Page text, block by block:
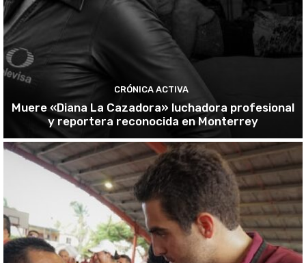
CRÓNICA ACTIVA
Muere «Diana La Cazadora» luchadora profesional
y reportera reconocida en Monterrey